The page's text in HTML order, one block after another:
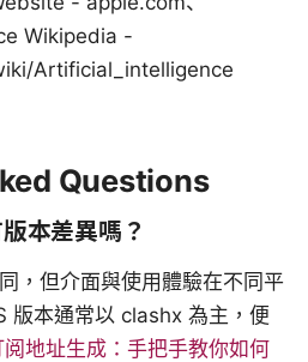
Wikipedia -
Artificial_intelligence
Questions
本差異嗎？
，但介面與使用體驗在不同平
版本通常以 clashx 為主，便
阅地址生成：手把手教你如何